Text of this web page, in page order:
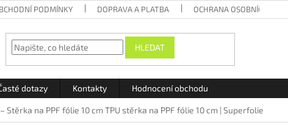
PODMÍNKY DOPRAVA A PLATBA OCHRANA OSOBNÍCH
HLEDAT
dotazy Kontakty Hodnocení obchodu
Stěrka na PPF fólie 10 cmTPU stěrka na PPF fólie 10 cm | Superfolie